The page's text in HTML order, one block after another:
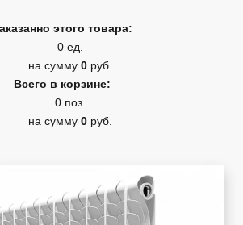
этого товара:
0 ед.
на сумму 0 руб.
Всего в корзине:
0 поз.
на сумму 0 руб.